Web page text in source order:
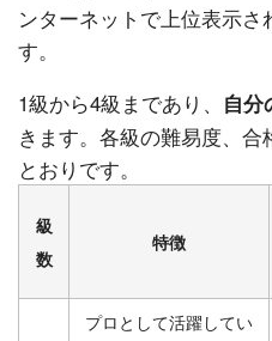
ンターネットで上位表示
す。
1級から4級まであり、
自分
きます。各級の難易度、
とおりです。
級
数
特徴
プロとして活躍してい